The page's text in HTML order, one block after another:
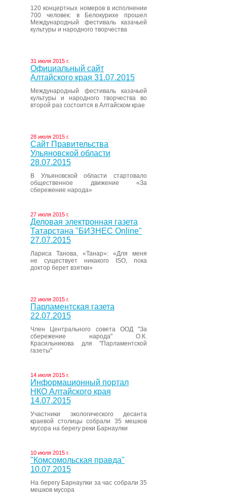
120 концертных номеров в исполнении
700 человек: в Белокурихе прошел
Международный фестиваль казачьей
культуры и народного творчества
31 июля 2015 г.
Официальный сайт
Алтайского края 31.07.2015
Международный фестиваль казачьей
культуры и народного творчества во
второй раз состоится в Алтайском крае
28 июля 2015 г.
Сайт Правительства
Ульяновской области
28.07.2015
В Ульяновской области стартовало
общественное движение «За
сбережение народа»
27 июля 2015 г.
Деловая электронная газета
Татарстана "БИЗНЕС Online"
27.07.2015
Лариса Танова, «Танар»: «Для меня
не существует никакого ISO, пока
доктор берет взятки»
22 июля 2015 г.
Парламентская газета
22.07.2015
Член Центрального совета ООД "За
сбережение народа" О.К.
Красильникова для "Парламентской
газеты"
14 июля 2015 г.
Информационный портал
НКО Алтайского края
14.07.2015
Участники экологического десанта
краевой столицы собрали 35 мешков
мусора на берегу реки Барнаулки
10 июля 2015 г.
"Комсомольская правда"
10.07.2015
На берегу Барнаулки за час собрали 35
мешков мусора